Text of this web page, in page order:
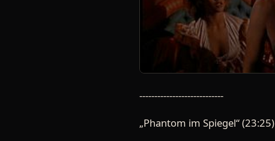
----------------------------
„Phantom im Spiegel“ (23:25)